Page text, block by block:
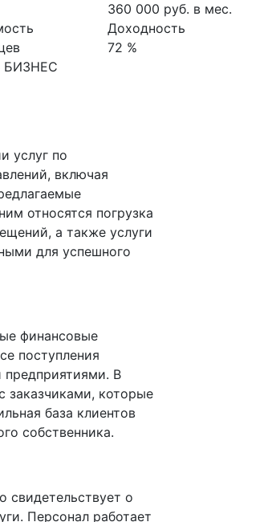
БИЗНЕС
360 000 руб. в мес.
Доходность
72 %
услуг по
включая
относятся погрузка
а также услуги
для успешного
финансовые
поступления
В
заказчиками, которые
база клиентов
собственника.
свидетельствует о
Персонал работает